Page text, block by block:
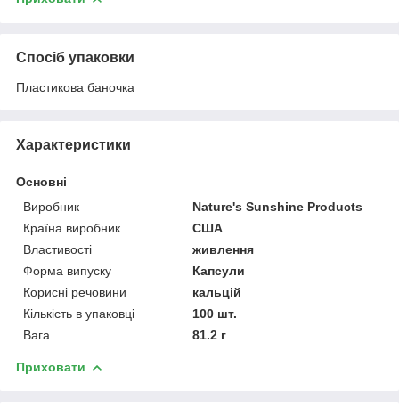
Спосіб упаковки
Пластикова баночка
Характеристики
Основні
Виробник
Nature's Sunshine Products
Країна виробник
США
Властивості
живлення
Форма випуску
Капсули
Корисні речовини
кальцій
Кількість в упаковці
100 шт.
Вага
81.2 г
Приховати